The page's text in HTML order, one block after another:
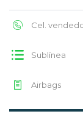
Cel.
Sublínea
Airbags